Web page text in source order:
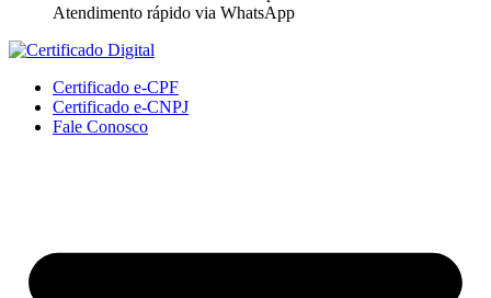
Atendimento rápido via WhatsApp
Certificado e-CPF
Certificado e-CNPJ
Fale Conosco